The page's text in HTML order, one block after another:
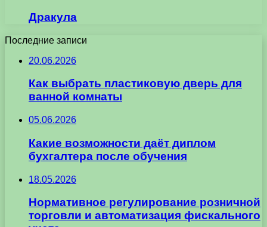
Дракула
Последние записи
20.06.2026
Как выбрать пластиковую дверь для
ванной комнаты
05.06.2026
Какие возможности даёт диплом
бухгалтера после обучения
18.05.2026
Нормативное регулирование розничной
торговли и автоматизация фискального